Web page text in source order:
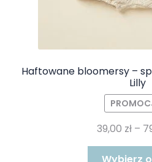
Haftowane bloomersy –
Lilly
39,00 zł –